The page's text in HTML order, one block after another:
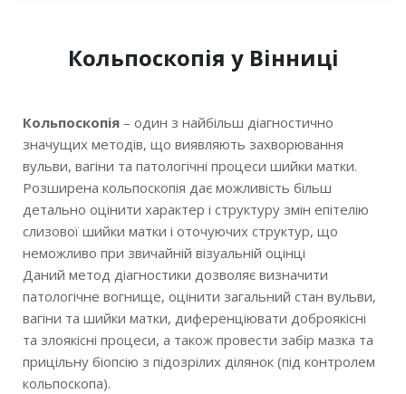
Денний стаціонар у Вінниці
Ціни послуг
Новини
Контакти
Кольпоскопія у Вінниці
Кольпоскопія – один з найбільш діагностично
значущих методів, що виявляють захворювання
вульви, вагіни та патологічні процеси шийки матки.
Розширена кольпоскопія дає можливість більш
детально оцінити характер і структуру змін епітелію
слизової шийки матки і оточуючих структур, що
неможливо при звичайній візуальній оцінці
Даний метод діагностики дозволяє визначити
патологічне вогнище, оцінити загальний стан вульви,
вагіни та шийки матки, диференціювати доброякісні
та злоякісні процеси, а також провести забір мазка та
прицільну біопсію з підозрілих ділянок (під контролем
кольпоскопа).